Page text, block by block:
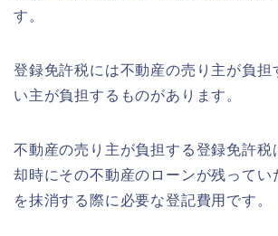
す。
登録免許税には不動産の売り主が負担
い主が負担するものがあります。
不動産の売り主が負担する登録免許税
却時にその不動産のローンが残ってい
を抹消する際に必要な登記費用です。